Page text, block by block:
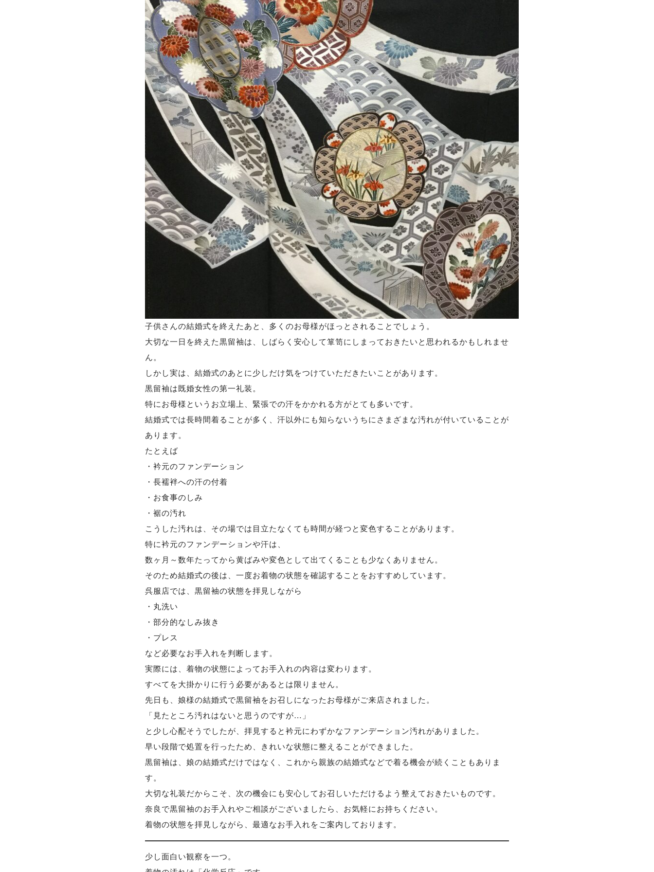
子供さんの結婚式を終えたあと、多くのお母様がほっとされることでしょう。
大切な一日を終えた黒留袖は、しばらく安心して箪笥にしまっておきたいと思われるかもしれませ
ん。
しかし実は、結婚式のあとに少しだけ気をつけていただきたいことがあります。
黒留袖は既婚女性の第一礼装。
特にお母様というお立場上、緊張での汗をかかれる方がとても多いです。
結婚式では長時間着ることが多く、汗以外にも知らないうちにさまざまな汚れが付いていることが
あります。
たとえば
・衿元のファンデーション
・長襦袢への汗の付着
・お食事のしみ
・裾の汚れ
こうした汚れは、その場では目立たなくても時間が経つと変色することがあります。
特に衿元のファンデーションや汗は、
数ヶ月～数年たってから黄ばみや変色として出てくることも少なくありません。
そのため結婚式の後は、一度お着物の状態を確認することをおすすめしています。
呉服店では、黒留袖の状態を拝見しながら
・丸洗い
・部分的なしみ抜き
・プレス
など必要なお手入れを判断します。
実際には、着物の状態によってお手入れの内容は変わります。
すべてを大掛かりに行う必要があるとは限りません。
先日も、娘様の結婚式で黒留袖をお召しになったお母様がご来店されました。
「見たところ汚れはないと思うのですが…」
と少し心配そうでしたが、拝見すると衿元にわずかなファンデーション汚れがありました。
早い段階で処置を行ったため、きれいな状態に整えることができました。
黒留袖は、娘の結婚式だけではなく、これから親族の結婚式などで着る機会が続くこともありま
す。
大切な礼装だからこそ、次の機会にも安心してお召しいただけるよう整えておきたいものです。
奈良で黒留袖のお手入れやご相談がございましたら、お気軽にお持ちください。
着物の状態を拝見しながら、最適なお手入れをご案内しております。
少し面白い観察を一つ。